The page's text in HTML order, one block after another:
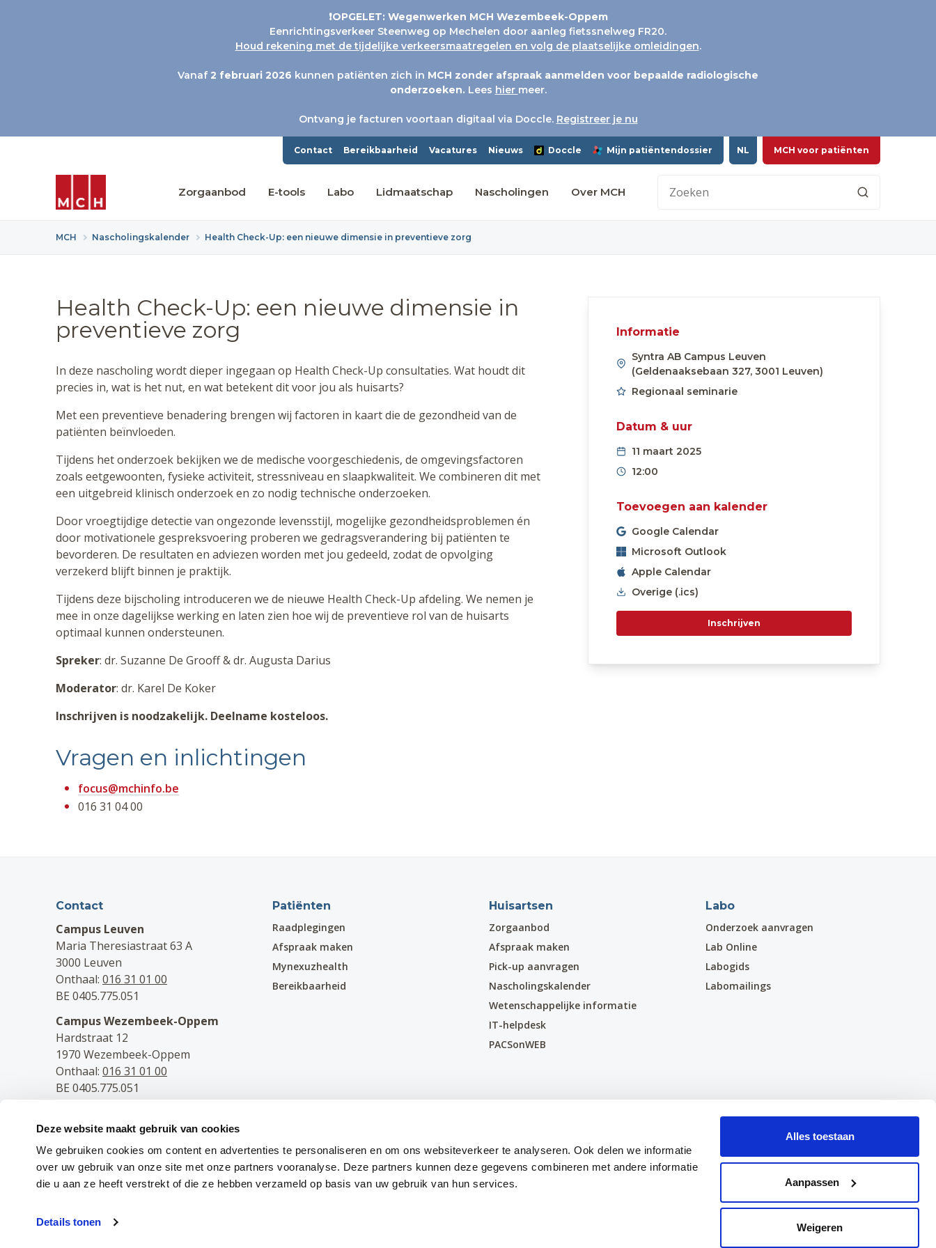
Deze website maakt gebruik van cookies
We gebruiken cookies om content en advertenties te personaliseren en om ons websiteverkeer te analyseren. Ook delen we informatie
over uw gebruik van onze site met onze partners vooranalyse. Deze partners kunnen deze gegevens combineren met andere informatie
die u aan ze heeft verstrekt of die ze hebben verzameld op basis van uw gebruik van hun services.
Details tonen
Alles toestaan
Aanpassen
Weigeren
❗OPGELET: Wegenwerken MCH Wezembeek-Oppem
Eenrichtingsverkeer Steenweg op Mechelen door aanleg fietssnelweg FR20.
Houd rekening met de tijdelijke verkeersmaatregelen en volg de plaatselijke omleidingen.
Vanaf 2 februari 2026 kunnen patiënten zich in MCH zonder afspraak aanmelden voor bepaalde radiologische
onderzoeken. Lees hier meer.
Ontvang je facturen voortaan digitaal via Doccle. Registreer je nu
Contact Bereikbaarheid Vacatures Nieuws Doccle Mijn patiëntendossier NL MCH voor patiënten
Zorgaanbod E-tools Labo Lidmaatschap Nascholingen Over MCH
MCH Nascholingskalender Health Check-Up: een nieuwe dimensie in preventieve zorg
Health Check-Up: een nieuwe dimensie in
preventieve zorg
In deze nascholing wordt dieper ingegaan op Health Check-Up consultaties. Wat houdt dit
precies in, wat is het nut, en wat betekent dit voor jou als huisarts?
Met een preventieve benadering brengen wij factoren in kaart die de gezondheid van de
patiënten beïnvloeden.
Tijdens het onderzoek bekijken we de medische voorgeschiedenis, de omgevingsfactoren
zoals eetgewoonten, fysieke activiteit, stressniveau en slaapkwaliteit. We combineren dit met
een uitgebreid klinisch onderzoek en zo nodig technische onderzoeken.
Door vroegtijdige detectie van ongezonde levensstijl, mogelijke gezondheidsproblemen én
door motivationele gespreksvoering proberen we gedragsverandering bij patiënten te
bevorderen. De resultaten en adviezen worden met jou gedeeld, zodat de opvolging
verzekerd blijft binnen je praktijk.
Tijdens deze bijscholing introduceren we de nieuwe Health Check-Up afdeling. We nemen je
mee in onze dagelijkse werking en laten zien hoe wij de preventieve rol van de huisarts
optimaal kunnen ondersteunen.
Spreker: dr. Suzanne De Grooff & dr. Augusta Darius
Moderator: dr. Karel De Koker
Inschrijven is noodzakelijk. Deelname kosteloos.
Vragen en inlichtingen
focus@mchinfo.be
016 31 04 00
Informatie
Syntra AB Campus Leuven
(Geldenaaksebaan 327, 3001 Leuven)
Regionaal seminarie
Datum & uur
11 maart 2025
12:00
Toevoegen aan kalender
Google Calendar
Microsoft Outlook
Apple Calendar
Overige (.ics)
Inschrijven
Contact
Campus Leuven
Maria Theresiastraat 63 A
3000 Leuven
Onthaal: 016 31 01 00
BE 0405.775.051
Campus Wezembeek-Oppem
Hardstraat 12
1970 Wezembeek-Oppem
Onthaal: 016 31 01 00
BE 0405.775.051
Volg ons
Facebook
Instagram
LinkedIn
Patiënten
Raadplegingen
Afspraak maken
Mynexuzhealth
Bereikbaarheid
Huisartsen
Zorgaanbod
Afspraak maken
Pick-up aanvragen
Nascholingskalender
Wetenschappelijke informatie
IT-helpdesk
PACSonWEB
Labo
Onderzoek aanvragen
Lab Online
Labogids
Labomailings